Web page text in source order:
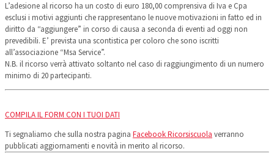
L’adesione al ricorso ha un costo di euro 180,00 comprensiva di Iva e Cpa
esclusi i motivi aggiunti che rappresentano le nuove motivazioni in fatto ed in
diritto da “aggiungere” in corso di causa a seconda di eventi ad oggi non
prevedibili. E’ prevista una scontistica per coloro che sono iscritti
all’associazione “Msa Service”.
N.B. il ricorso verrà attivato soltanto nel caso di raggiungimento di un numero
minimo di 20 partecipanti.
COMPILA IL FORM CON I TUOI DATI
Ti segnaliamo che sulla nostra pagina Facebook Ricorsiscuola verranno
pubblicati aggiornamenti e novità in merito al ricorso.